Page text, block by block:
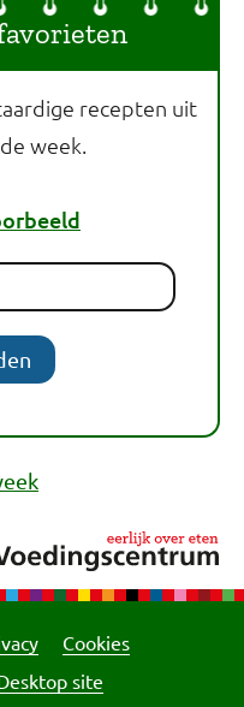
recepten uit
week.
Cookies
site